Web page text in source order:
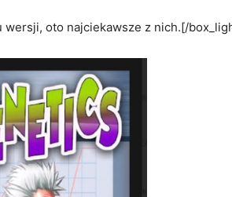
oto najciekawsze z nich.[/